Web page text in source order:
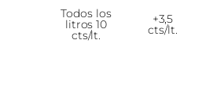
Todos los
litros 10
cts/lt.
+3,5
cts/lt.